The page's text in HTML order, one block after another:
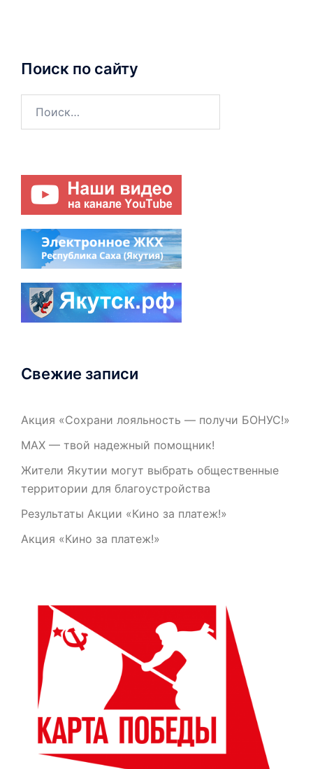
Поиск по сайту
Свежие записи
Акция «Сохрани лояльность — получи БОНУС!»
МАХ — твой надежный помощник!
Жители Якутии могут выбрать общественные
территории для благоустройства
Результаты Акции «Кино за платеж!»
Акция «Кино за платеж!»